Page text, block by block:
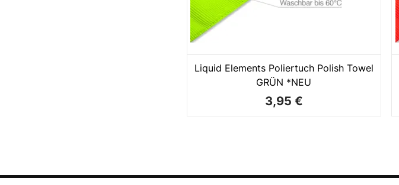
Liquid Elements Poliertuch Polish Towel
GRÜN *NEU
3,95 €